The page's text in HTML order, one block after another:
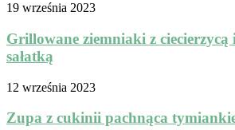
19 września 2023
Grillowane ziemniaki z
sałatką
12 września 2023
Zupa z cukinii pachnąca